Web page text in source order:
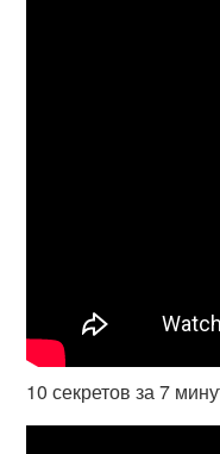
10 секретов за 7